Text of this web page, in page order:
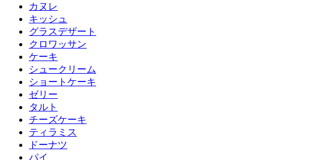
カヌレ
キッシュ
グラスデザート
クロワッサン
ケーキ
シュークリーム
ショートケーキ
ゼリー
タルト
チーズケーキ
ティラミス
ドーナツ
パイ